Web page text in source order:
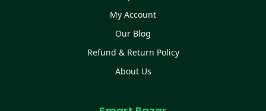
My Account
Our Blog
Refund & Return Policy
About Us